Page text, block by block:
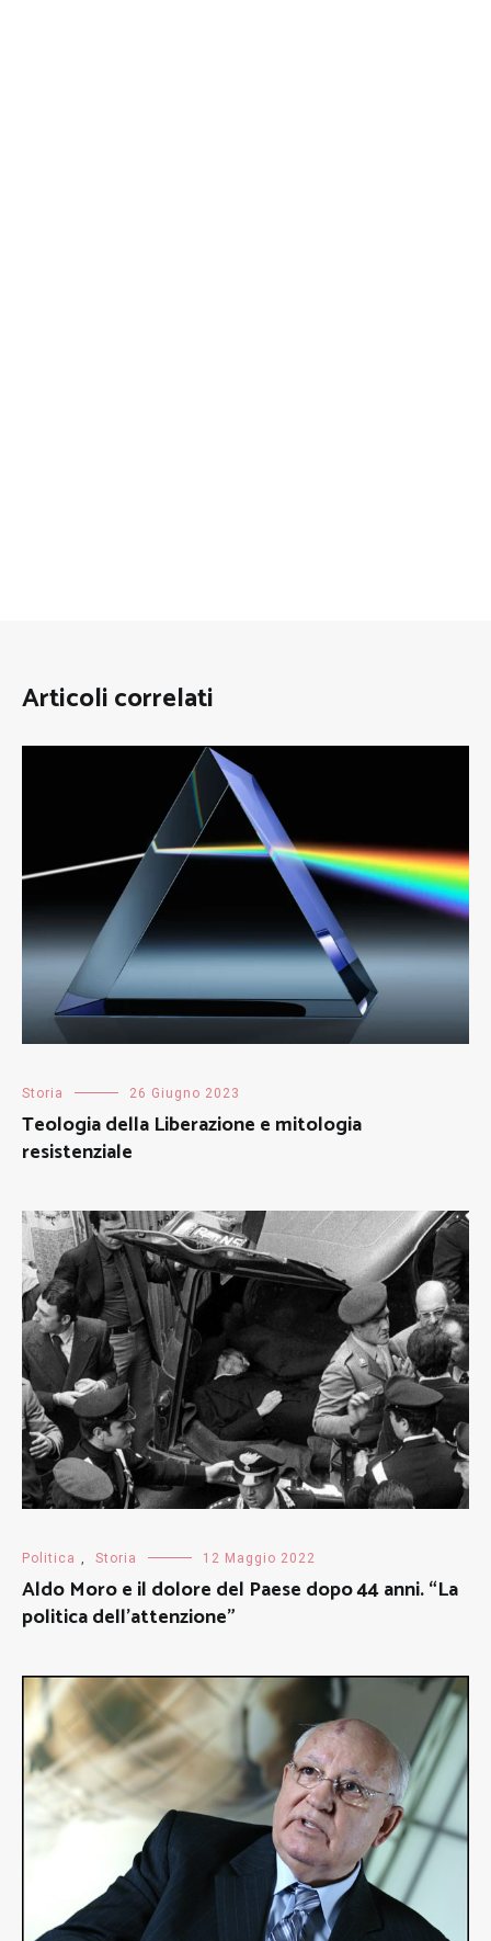
Articoli correlati
Storia 26 Giugno 2023
Teologia della Liberazione e mitologia
resistenziale
Politica , Storia 12 Maggio 2022
Aldo Moro e il dolore del Paese dopo 44 anni. “La
politica dell’attenzione”